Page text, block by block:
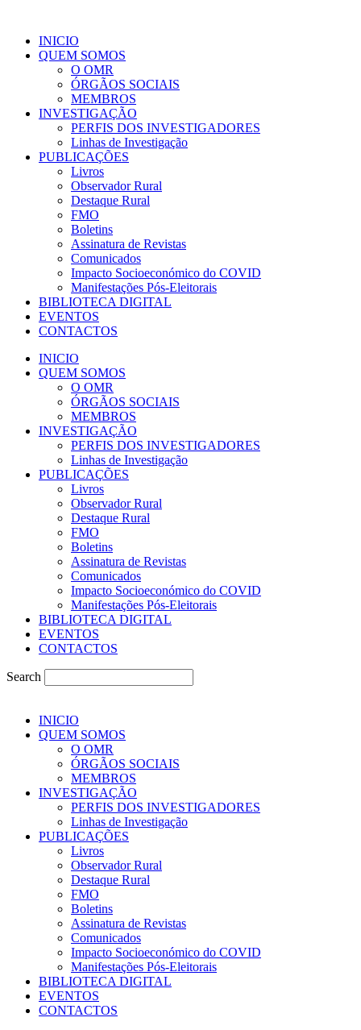
INICIO
QUEM SOMOS
O OMR
ÓRGÃOS SOCIAIS
MEMBROS
INVESTIGAÇÃO
PERFIS DOS INVESTIGADORES
Linhas de Investigação
PUBLICAÇÕES
Livros
Observador Rural
Destaque Rural
FMO
Boletins
Assinatura de Revistas
Comunicados
Impacto Socioeconómico do COVID
Manifestações Pós-Eleitorais
BIBLIOTECA DIGITAL
EVENTOS
CONTACTOS
INICIO
QUEM SOMOS
O OMR
ÓRGÃOS SOCIAIS
MEMBROS
INVESTIGAÇÃO
PERFIS DOS INVESTIGADORES
Linhas de Investigação
PUBLICAÇÕES
Livros
Observador Rural
Destaque Rural
FMO
Boletins
Assinatura de Revistas
Comunicados
Impacto Socioeconómico do COVID
Manifestações Pós-Eleitorais
BIBLIOTECA DIGITAL
EVENTOS
CONTACTOS
Search
INICIO
QUEM SOMOS
O OMR
ÓRGÃOS SOCIAIS
MEMBROS
INVESTIGAÇÃO
PERFIS DOS INVESTIGADORES
Linhas de Investigação
PUBLICAÇÕES
Livros
Observador Rural
Destaque Rural
FMO
Boletins
Assinatura de Revistas
Comunicados
Impacto Socioeconómico do COVID
Manifestações Pós-Eleitorais
BIBLIOTECA DIGITAL
EVENTOS
CONTACTOS